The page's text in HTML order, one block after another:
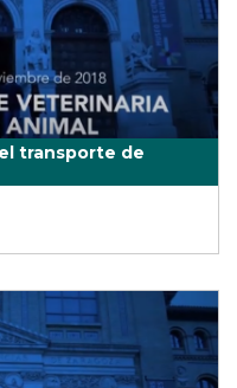
transporte de